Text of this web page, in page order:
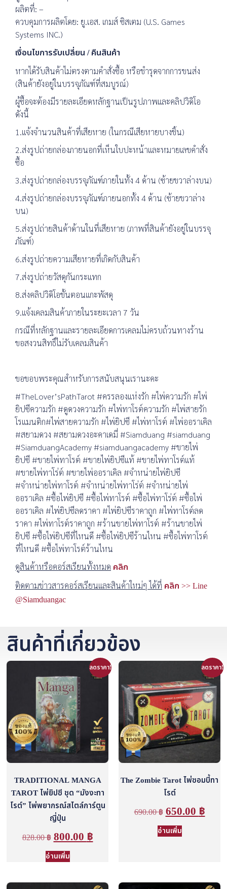
ผลิตที่: –
ควบคุมการผลิตโดย: ยู.เอส. เกมส์ ซิสเตม (U.S. Games
Systems INC.)
เงื่อนไขการรับเปลี่ยน / คืนสินค้า
หากได้รับสินค้าไม่ตรงตามคำสั่งซื้อ หรือชำรุดจากการขนส่ง
(สินค้ายังอยู่ในบรรจุภัณฑ์ที่สมบูรณ์)
ผู้ซื้อจะต้องมีรายละเอียดหลักฐานเป็นรูปภาพและคลิปวิดิโอ
ดังนี้
1.แจ้งจำนวนสินค้าที่เสียหาย (ในกรณีเสียหายบางชิ้น)
2.ส่งรูปถ่ายกล่องภายนอกที่เห็นใบปะหน้าและหมายเลขคำสั่ง
ซื้อ
3.ส่งรูปถ่ายกล่องบรรจุภัณฑ์ภายในทั้ง 4 ด้าน (ซ้ายขวาล่างบน)
4.ส่งรูปถ่ายกล่องบรรจุภัณฑ์ภายนอกทั้ง 4 ด้าน (ซ้ายขวาล่าง
บน)
5.ส่งรูปถ่ายสินค้าด้านในที่เสียหาย (ภาพที่สินค้ายังอยู่ในบรรจุ
ภัณฑ์)
6.ส่งรูปถ่ายความเสียหายที่เกิดกับสินค้า
7.ส่งรูปถ่ายวัสดุกันกระแทก
8.ส่งคลิปวิดิโอขั้นตอนแกะพัสดุ
9.แจ้งเคลมสินค้าภายในระยะเวลา 7 วัน
กรณีที่หลักฐานและรายละเอียดการเคลมไม่ครบถ้วนทางร้าน
ขอสงวนสิทธิ์ไม่รับเคลมสินค้า
ขอขอบพระคุณสำหรับการสนับสนุนเรานะคะ
#TheLover’sPathTarot #ครรลองแห่งรัก #ไพ่ความรัก #ไพ่
ยิปซีความรัก #ดูดวงความรัก #ไพ่ทาโรต์ความรัก #ไพ่สายรัก
โรแมนติก#ไพ่สายความรัก #ไพ่ยิปซี #ไพ่ทาโรต์ #ไพ่ออราเคิล
#สยามดวง #สยามดวงอะคาเดมี่ #Siamduang #siamduang
#SiamduangAcademy #siamduangacademy #ขายไพ่
ยิปซี #ขายไพ่ทาโรต์ #ขายไพ่ยิปซีแท้ #ขายไพ่ทาโรต์แท้
#ขายไพ่ทาโร่ต์ #ขายไพ่ออราเคิล #จำหน่ายไพ่ยิปซี
#จำหน่ายไพ่ทาโรต์ #จำหน่ายไพ่ทาโร่ต์ #จำหน่ายไพ่
ออราเคิล #ซื้อไพ่ยิปซี #ซื้อไพ่ทาโรต์ #ซื้อไพ่ทาโร่ต์ #ซื้อไพ่
ออราเคิล #ไพ่ยิปซีลดราคา #ไพ่ยิปซีราคาถูก #ไพ่ทาโรต์ลด
ราคา #ไพ่ทาโรต์ราคาถูก #ร้านขายไพ่ทาโรต์ #ร้านขายไพ่
ยิปซี #ซื้อไพ่ยิปซีที่ไหนดี #ซื้อไพ่ยิปซีร้านไหน #ซื้อไพ่ทาโรต์
ที่ไหนดี #ซื้อไพ่ทาโรต์ร้านไหน
ดูสินค้าหรือคอร์สเรียนทั้งหมด คลิก
ติดตามข่าวสารคอร์สเรียนและสินค้าใหม่ๆ ได้ที่ คลิก >> Line
@Siamduangac
สินค้าที่เกี่ยวข้อง
ลดราคา!
TRADITIONAL MANGA
TAROT ไพ่ยิปซี ชุด “มังงะทา
โรต์” ไพ่พยากรณ์สไตล์การ์ตูน
ญี่ปุ่น
828.00฿ 800.00฿
อ่านเพิ่ม
ลดราคา!
The Zombie Tarot ไพ่ซอมบี้ทา
โรต์
690.00฿ 650.00฿
อ่านเพิ่ม